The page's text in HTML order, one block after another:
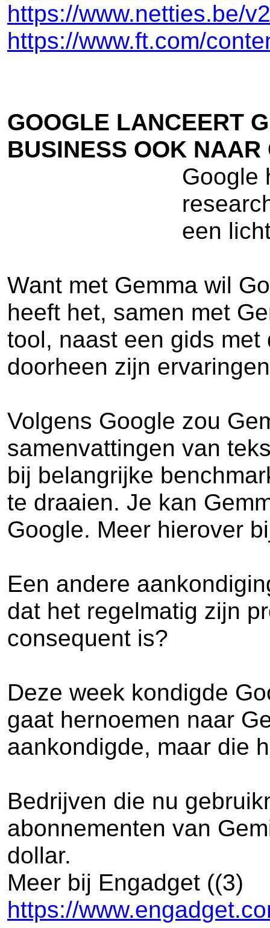
https://www.netties.be/
https://www.ft.com/
GOOGLE LANCEERT
BUSINESS OOK NAAR
Google
een
Want met Gemma wil
heeft het, samen met
tool, naast een gids
doorheen zijn
Volgens Google zou
samenvattingen van
bij belangrijke
te draaien. Je kan
Google. Meer hierover
Een andere
dat het regelmatig zijn
consequent is?
Deze week kondigde
gaat hernoemen naar
aankondigde, maar die
Bedrijven die nu
abonnementen van
dollar.
Meer bij Engadget ((3)
https://